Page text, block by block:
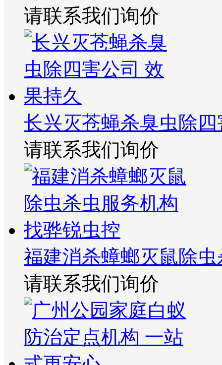
请联系我们询价
长兴灭苍蝇杀臭虫除
请联系我们询价
福建消杀蟑螂灭鼠除
请联系我们询价